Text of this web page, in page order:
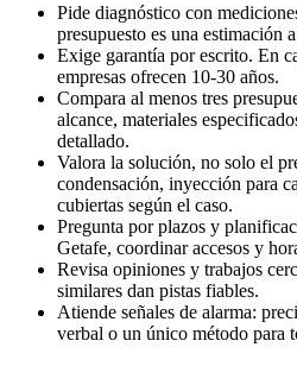
Pide diagnóstico con
presupuesto es una estimación
Exige garantía por escrito. En
empresas ofrecen 10-30 años.
Compara al menos tres
alcance, materiales
detallado.
Valora la solución, no solo el
condensación, inyección para
cubiertas según el caso.
Pregunta por plazos y
Getafe, coordinar accesos y
Revisa opiniones y trabajos
similares dan pistas fiables.
Atiende señales de alarma:
verbal o un único método para